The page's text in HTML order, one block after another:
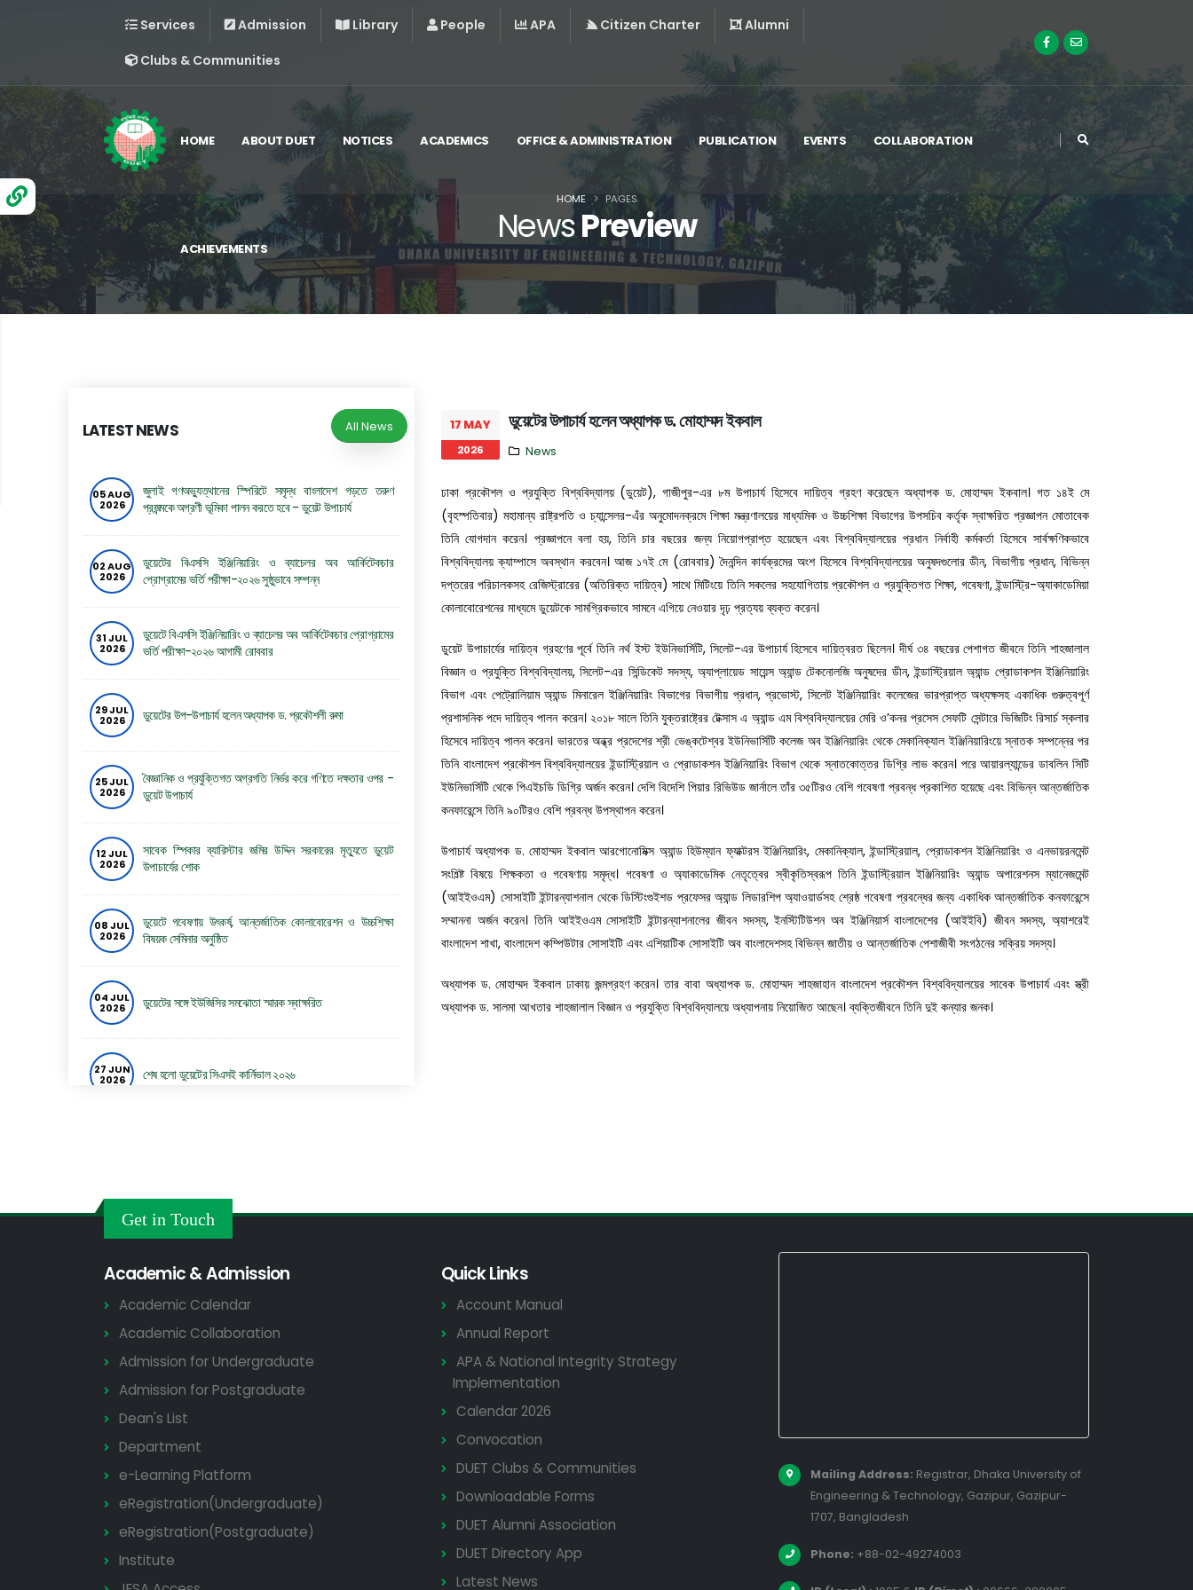
Services Admission Library People APA Citizen Charter
Alumni
Clubs & Communities
HOME ABOUT DUET NOTICES ACADEMICS OFFICE & ADMINISTRATION PUBLICATION EVENTS COLLABORATION
ACHIEVEMENTS
NewsPreview
HOME PAGES
LATEST NEWS All News
05 AUG
2026
জুলাই গণঅভ্যুত্থানের স্পিরিটে সমৃদ্ধ বাংলাদেশ গড়তে তরুণ
প্রজন্মকে অগ্রণী ভূমিকা পালন করতে হবে - ডুয়েট উপাচার্য
02 AUG
2026
ডুয়েটের বিএসসি ইঞ্জিনিয়ারিং ও ব্যাচেলর অব আর্কিটেকচার
প্রোগ্রামের ভর্তি পরীক্ষা-২০২৬ সুষ্ঠুভাবে সম্পন্ন
31 JUL
2026
ডুয়েটে বিএসসি ইঞ্জিনিয়ারিং ও ব্যাচেলর অব আর্কিটেকচার প্রোগ্রামের
ভর্তি পরীক্ষা-২০২৬ আগামী রোববার
29 JUL
2026 ডুয়েটের উপ-উপাচার্য হলেন অধ্যাপক ড. প্রকৌশলী রুমা
25 JUL
2026
বৈজ্ঞানিক ও প্রযুক্তিগত অগ্রগতি নির্ভর করে গণিতে দক্ষতার ওপর -
ডুয়েট উপাচার্য
12 JUL
2026
সাবেক স্পিকার ব্যারিস্টার জমির উদ্দিন সরকারের মৃত্যুতে ডুয়েট
উপাচার্যের শোক
08 JUL
2026
ডুয়েটে গবেষণায় উৎকর্ষ, আন্তর্জাতিক কোলাবোরেশন ও উচ্চশিক্ষা
বিষয়ক সেমিনার অনুষ্ঠিত
04 JUL
2026 ডুয়েটের সঙ্গে ইউজিসির সমঝোতা স্মারক স্বাক্ষরিত
27 JUN
2026 শেষ হলো ডুয়েটের সিএসই কার্নিভাল ২০২৬
17 MAY
2026
ডুয়েটের উপাচার্য হলেন অধ্যাপক ড. মোহাম্মদ ইকবাল
News
ঢাকা প্রকৌশল ও প্রযুক্তি বিশ্ববিদ্যালয় (ডুয়েট), গাজীপুর-এর ৮ম উপাচার্য হিসেবে দায়িত্ব গ্রহণ করেছেন অধ্যাপক ড. মোহাম্মদ ইকবাল। গত ১৪ই মে
(বৃহস্পতিবার) মহামান্য রাষ্ট্রপতি ও চ্যান্সেলর-এঁর অনুমোদনক্রমে শিক্ষা মন্ত্রণালয়ের মাধ্যমিক ও উচ্চশিক্ষা বিভাগের উপসচিব কর্তৃক স্বাক্ষরিত প্রজ্ঞাপন মোতাবেক
তিনি যোগদান করেন। প্রজ্ঞাপনে বলা হয়, তিনি চার বছরের জন্য নিয়োগপ্রাপ্ত হয়েছেন এবং বিশ্ববিদ্যালয়ের প্রধান নির্বাহী কর্মকর্তা হিসেবে সার্বক্ষণিকভাবে
বিশ্ববিদ্যালয় ক্যাম্পাসে অবস্থান করবেন। আজ ১৭ই মে (রোববার) দৈনন্দিন কার্যক্রমের অংশ হিসেবে বিশ্ববিদ্যালয়ের অনুষদগুলোর ডীন, বিভাগীয় প্রধান, বিভিন্ন
দপ্তরের পরিচালকসহ রেজিস্ট্রারের (অতিরিক্ত দায়িত্ব) সাথে মিটিংয়ে তিনি সকলের সহযোগিতায় প্রকৌশল ও প্রযুক্তিগত শিক্ষা, গবেষণা, ইন্ডাস্ট্রি-অ্যাকাডেমিয়া
কোলাবোরেশনের মাধ্যমে ডুয়েটকে সামগ্রিকভাবে সামনে এগিয়ে নেওয়ার দৃঢ় প্রত্যয় ব্যক্ত করেন।
ডুয়েট উপাচার্যের দায়িত্ব গ্রহণের পূর্বে তিনি নর্থ ইস্ট ইউনিভার্সিটি, সিলেট-এর উপাচার্য হিসেবে দায়িত্বরত ছিলেন। দীর্ঘ ৩৪ বছরের পেশাগত জীবনে তিনি শাহজালাল
বিজ্ঞান ও প্রযুক্তি বিশ্ববিদ্যালয়, সিলেট-এর সিন্ডিকেট সদস্য, অ্যাপ্লায়েড সায়েন্স অ্যান্ড টেকনোলজি অনুষদের ডীন, ইন্ডাস্ট্রিয়াল অ্যান্ড প্রোডাকশন ইঞ্জিনিয়ারিং
বিভাগ এবং পেট্রোলিয়াম অ্যান্ড মিনারেল ইঞ্জিনিয়ারিং বিভাগের বিভাগীয় প্রধান, প্রভোস্ট, সিলেট ইঞ্জিনিয়ারিং কলেজের ভারপ্রাপ্ত অধ্যক্ষসহ একাধিক গুরুত্বপূর্ণ
প্রশাসনিক পদে দায়িত্ব পালন করেন। ২০১৮ সালে তিনি যুক্তরাষ্ট্রের টেক্সাস এ অ্যান্ড এম বিশ্ববিদ্যালয়ের মেরি ও’কনর প্রসেস সেফটি সেন্টারে ভিজিটিং রিসার্চ স্কলার
হিসেবে দায়িত্ব পালন করেন। ভারতের অন্ধ্র প্রদেশের শ্রী ভেঙ্কটেশ্বর ইউনিভার্সিটি কলেজ অব ইঞ্জিনিয়ারিং থেকে মেকানিক্যাল ইঞ্জিনিয়ারিংয়ে স্নাতক সম্পন্নের পর
তিনি বাংলাদেশ প্রকৌশল বিশ্ববিদ্যালয়ের ইন্ডাস্ট্রিয়াল ও প্রোডাকশন ইঞ্জিনিয়ারিং বিভাগ থেকে স্নাতকোত্তর ডিগ্রি লাভ করেন। পরে আয়ারল্যান্ডের ডাবলিন সিটি
ইউনিভার্সিটি থেকে পিএইচডি ডিগ্রি অর্জন করেন। দেশি বিদেশি পিয়ার রিভিউড জার্নালে তাঁর ৩৫টিরও বেশি গবেষণা প্রবন্ধ প্রকাশিত হয়েছে এবং বিভিন্ন আন্তর্জাতিক
কনফারেন্সে তিনি ৯০টিরও বেশি প্রবন্ধ উপস্থাপন করেন।
উপাচার্য অধ্যাপক ড. মোহাম্মদ ইকবাল আরগোনোমিক্স অ্যান্ড হিউম্যান ফ্যাক্টরস ইঞ্জিনিয়ারিং, মেকানিক্যাল, ইন্ডাস্ট্রিয়াল, প্রোডাকশন ইঞ্জিনিয়ারিং ও এনভায়রনমেন্ট
সংশ্ল্ষ্টি বিষয়ে শিক্ষকতা ও গবেষণায় সমৃদ্ধ। গবেষণা ও অ্যাকাডেমিক নেতৃত্বের স্বীকৃতিস্বরূপ তিনি ইন্ডাস্ট্রিয়াল ইঞ্জিনিয়ারিং অ্যান্ড অপারেশনস ম্যানেজমেন্ট
(আইইওএম) সোসাইটি ইন্টারন্যাশনাল থেকে ডিস্টিংগুইশড প্রফেসর অ্যান্ড লিডারশিপ অ্যাওয়ার্ডসহ শ্রেষ্ঠ গবেষণা প্রবন্ধের জন্য একাধিক আন্তর্জাতিক কনফারেন্সে
সম্মাননা অর্জন করেন। তিনি আইইওএম সোসাইটি ইন্টারন্যাশনালের জীবন সদস্য, ইনস্টিটিউশন অব ইঞ্জিনিয়ার্স বাংলাদেশের (আইইবি) জীবন সদস্য, অ্যাশরেই
বাংলাদেশ শাখা, বাংলাদেশ কম্পিউটার সোসাইটি এবং এশিয়াটিক সোসাইটি অব বাংলাদেশসহ বিভিন্ন জাতীয় ও আন্তর্জাতিক পেশাজীবী সংগঠনের সক্রিয় সদস্য।
অধ্যাপক ড. মোহাম্মদ ইকবাল ঢাকায় জন্মগ্রহণ করেন। তার বাবা অধ্যাপক ড. মোহাম্মদ শাহজাহান বাংলাদেশ প্রকৌশল বিশ্ববিদ্যালয়ের সাবেক উপাচার্য এবং স্ত্রী
অধ্যাপক ড. সালমা আখতার শাহজালাল বিজ্ঞান ও প্রযুক্তি বিশ্ববিদ্যালয়ে অধ্যাপনায় নিয়োজিত আছেন। ব্যক্তিজীবনে তিনি দুই কন্যার জনক।
Get in Touch
Academic & Admission
Academic Calendar
Academic Collaboration
Admission for Undergraduate
Admission for Postgraduate
Dean's List
Department
e-Learning Platform
eRegistration(Undergraduate)
eRegistration(Postgraduate)
Institute
Quick Links
Account Manual
Annual Report
APA & National Integrity Strategy
Implementation
Calendar 2026
Convocation
DUET Clubs & Communities
Downloadable Forms
DUET Alumni Association
DUET Directory App
Latest News
Mailing Address: Registrar, Dhaka University of
Engineering & Technology, Gazipur, Gazipur-
1707, Bangladesh
Phone: +88-02-49274003